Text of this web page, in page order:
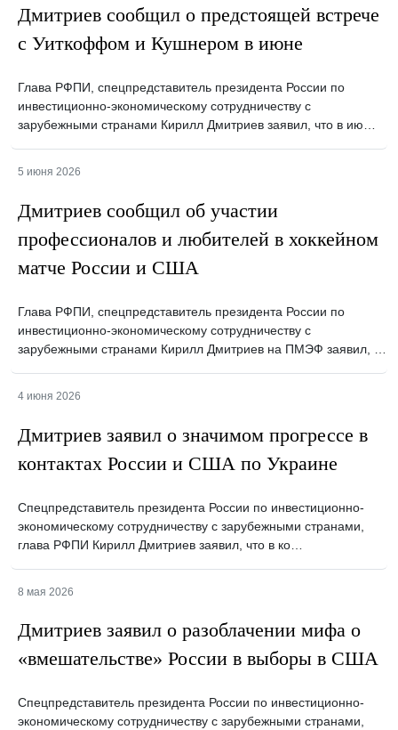
Дмитриев сообщил о предстоящей встрече
с Уиткоффом и Кушнером в июне
Глава РФПИ, спецпредставитель президента России по
инвестиционно-экономическому сотрудничеству с
зарубежными странами Кирилл Дмитриев заявил, что в ию…
5 июня 2026
Дмитриев сообщил об участии
профессионалов и любителей в хоккейном
матче России и США
Глава РФПИ, спецпредставитель президента России по
инвестиционно-экономическому сотрудничеству с
зарубежными странами Кирилл Дмитриев на ПМЭФ заявил, …
4 июня 2026
Дмитриев заявил о значимом прогрессе в
контактах России и США по Украине
Спецпредставитель президента России по инвестиционно-
экономическому сотрудничеству с зарубежными странами,
глава РФПИ Кирилл Дмитриев заявил, что в ко…
8 мая 2026
Дмитриев заявил о разоблачении мифа о
«вмешательстве» России в выборы в США
Спецпредставитель президента России по инвестиционно-
экономическому сотрудничеству с зарубежными странами,